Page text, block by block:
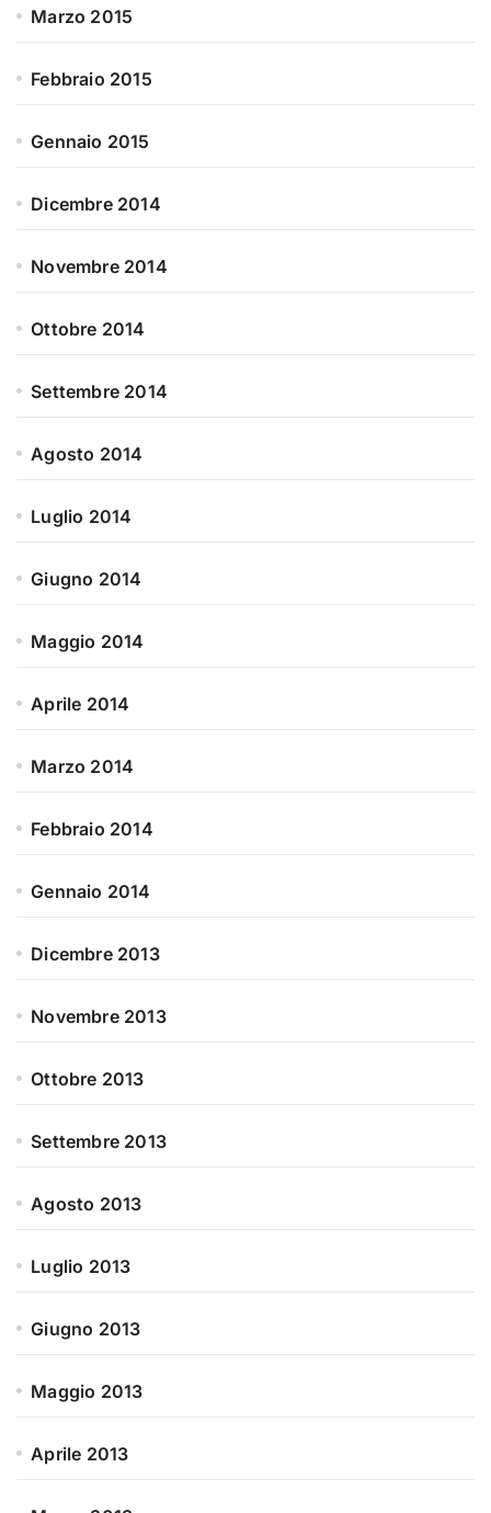
Marzo 2015
Febbraio 2015
Gennaio 2015
Dicembre 2014
Novembre 2014
Ottobre 2014
Settembre 2014
Agosto 2014
Luglio 2014
Giugno 2014
Maggio 2014
Aprile 2014
Marzo 2014
Febbraio 2014
Gennaio 2014
Dicembre 2013
Novembre 2013
Ottobre 2013
Settembre 2013
Agosto 2013
Luglio 2013
Giugno 2013
Maggio 2013
Aprile 2013